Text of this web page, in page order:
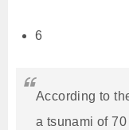
6
According to
a tsunami of